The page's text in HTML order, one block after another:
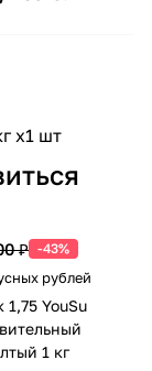
x1 шт
₽ -43%
рублей
1,75 YouSu
1 кг